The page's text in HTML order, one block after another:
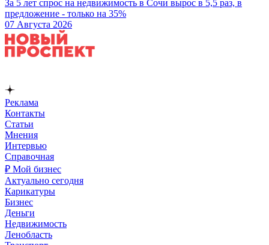
За 5 лет спрос на недвижимость в Сочи вырос в 5,5 раз, в
предложение - только на 35%
07 Августа 2026
Реклама
Контакты
Статьи
Мнения
Интервью
Справочная
₽ Мой бизнес
Актуально сегодня
Карикатуры
Бизнес
Деньги
Недвижимость
Ленобласть